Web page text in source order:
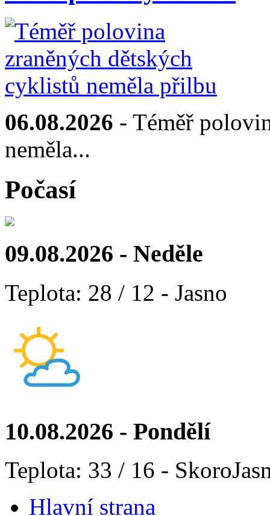
06.08.2026 - Téměř
neměla...
Počasí
09.08.2026 - Neděle
Teplota: 28 / 12 - Jasno
10.08.2026 - Pondělí
Teplota: 33 / 16 -
Hlavní strana